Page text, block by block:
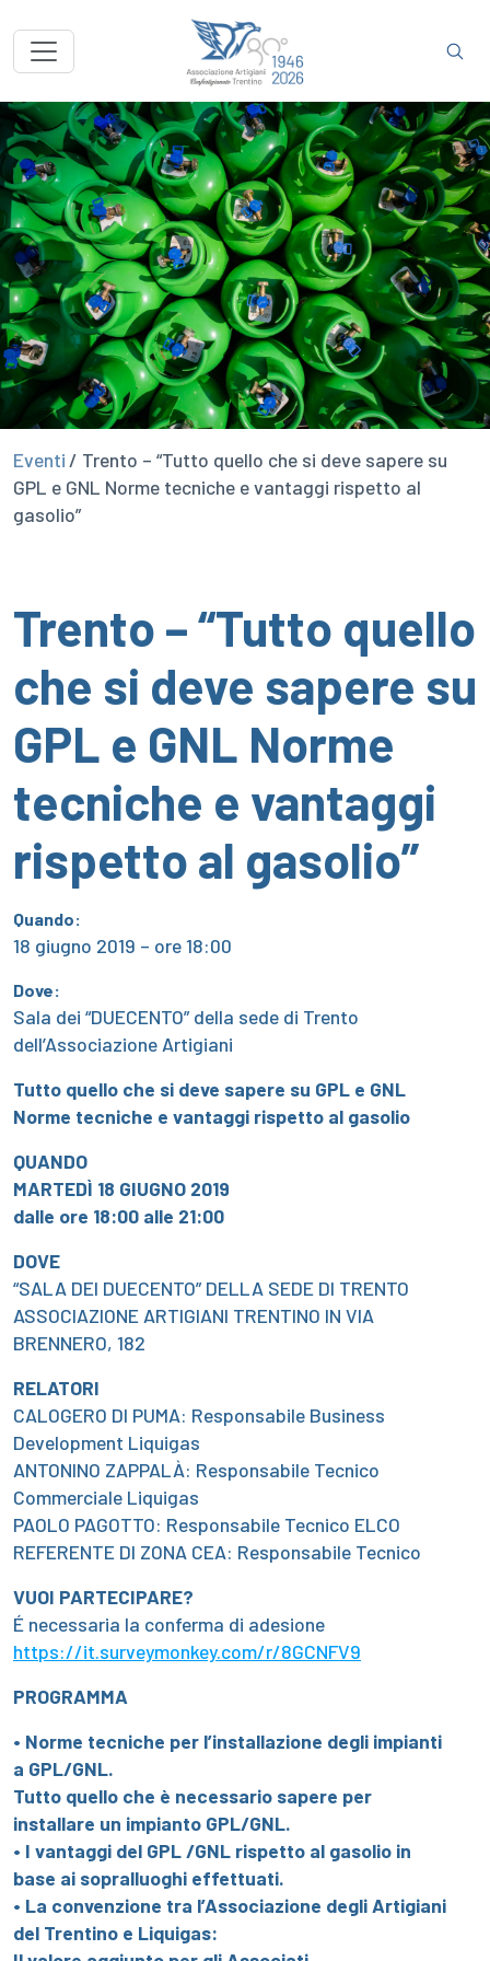
Eventi / Trento – “Tutto quello che si deve sapere su
GPL e GNL Norme tecniche e vantaggi rispetto al
gasolio”
Trento – “Tutto quello
che si deve sapere su
GPL e GNL Norme
tecniche e vantaggi
rispetto al gasolio”
Quando:
18 giugno 2019 – ore 18:00
Dove:
Sala dei “DUECENTO” della sede di Trento
dell’Associazione Artigiani
Tutto quello che si deve sapere su GPL e GNL
Norme tecniche e vantaggi rispetto al gasolio
QUANDO
MARTEDÌ 18 GIUGNO 2019
dalle ore 18:00 alle 21:00
DOVE
“SALA DEI DUECENTO” DELLA SEDE DI TRENTO
ASSOCIAZIONE ARTIGIANI TRENTINO IN VIA
BRENNERO, 182
RELATORI
CALOGERO DI PUMA: Responsabile Business
Development Liquigas
ANTONINO ZAPPALÀ: Responsabile Tecnico
Commerciale Liquigas
PAOLO PAGOTTO: Responsabile Tecnico ELCO
REFERENTE DI ZONA CEA: Responsabile Tecnico
VUOI PARTECIPARE?
É necessaria la conferma di adesione
https://it.surveymonkey.com/r/8GCNFV9
PROGRAMMA
• Norme tecniche per l’installazione degli impianti
a GPL/GNL.
Tutto quello che è necessario sapere per
installare un impianto GPL/GNL.
• I vantaggi del GPL /GNL rispetto al gasolio in
base ai sopralluoghi effettuati.
• La convenzione tra l’Associazione degli Artigiani
del Trentino e Liquigas: